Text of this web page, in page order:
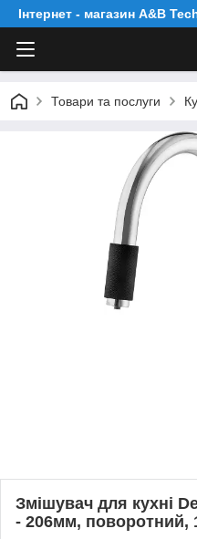
Інтернет - магазин A&B
Товари та послуги
Змішувач для кухні
- 206мм, поворотний,